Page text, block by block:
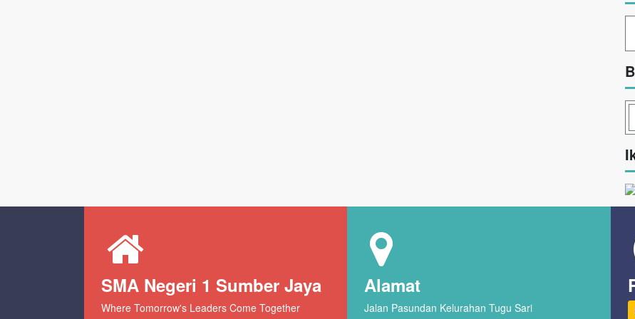
SMA Negeri 1 Sumber Jaya
Where Tomorrow's Leaders Come Together
Alamat
Jalan Pasundan Kelurahan Tugu Sari